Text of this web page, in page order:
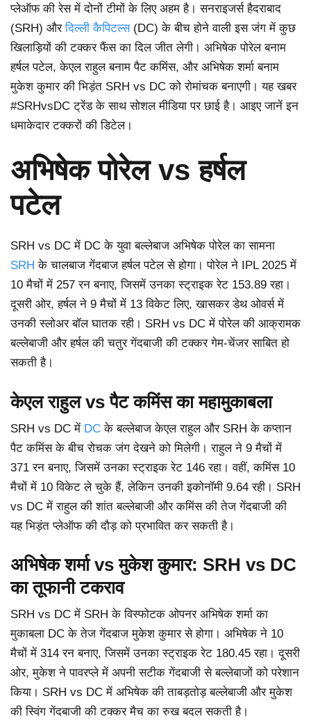
प्लेऑफ की रेस में दोनों टीमों के लिए अहम है। सनराइजर्स हैदराबाद
(SRH) औरदिल्ली कैपिटल्स(DC) के बीच होने वाली इस जंग में कुछ
खिलाड़ियों की टक्कर फैंस का दिल जीत लेगी। अभिषेक पोरेल बनाम
हर्षल पटेल, केएल राहुल बनाम पैट कमिंस, और अभिषेक शर्मा बनाम
मुकेश कुमार की भिड़ंत SRH vs DC को रोमांचक बनाएगी। यह खबर
#SRHvsDC ट्रेंड के साथ सोशल मीडिया पर छाई है। आइए जानें इन
धमाकेदार टक्करों की डिटेल।
अभिषेक पोरेल vs हर्षल
पटेल
SRH vs DC में DC के युवा बल्लेबाज अभिषेक पोरेल का सामना
SRH के चालबाज गेंदबाज हर्षल पटेल से होगा। पोरेल ने IPL 2025 में
10 मैचों में 257 रन बनाए, जिसमें उनका स्ट्राइक रेट 153.89 रहा।
दूसरी ओर, हर्षल ने 9 मैचों में 13 विकेट लिए, खासकर डेथ ओवर्स में
उनकी स्लोअर बॉल घातक रही। SRH vs DC में पोरेल की आक्रामक
बल्लेबाजी और हर्षल की चतुर गेंदबाजी की टक्कर गेम-चेंजर साबित हो
सकती है।
केएल राहुल vs पैट कमिंस का महामुकाबला
SRH vs DC में DC के बल्लेबाज केएल राहुल और SRH के कप्तान
पैट कमिंस के बीच रोचक जंग देखने को मिलेगी। राहुल ने 9 मैचों में
371 रन बनाए, जिसमें उनका स्ट्राइक रेट 146 रहा। वहीं, कमिंस 10
मैचों में 10 विकेट ले चुके हैं, लेकिन उनकी इकोनॉमी 9.64 रही। SRH
vs DC में राहुल की शांत बल्लेबाजी और कमिंस की तेज गेंदबाजी की
यह भिड़ंत प्लेऑफ की दौड़ को प्रभावित कर सकती है।
अभिषेक शर्मा vs मुकेश कुमार: SRH vs DC
का तूफानी टकराव
SRH vs DC में SRH के विस्फोटक ओपनर अभिषेक शर्मा का
मुकाबला DC के तेज गेंदबाज मुकेश कुमार से होगा। अभिषेक ने 10
मैचों में 314 रन बनाए, जिसमें उनका स्ट्राइक रेट 180.45 रहा। दूसरी
ओर, मुकेश ने पावरप्ले में अपनी सटीक गेंदबाजी से बल्लेबाजों को परेशान
किया। SRH vs DC में अभिषेक की ताबड़तोड़ बल्लेबाजी और मुकेश
की स्विंग गेंदबाजी की टक्कर मैच का रुख बदल सकती है।